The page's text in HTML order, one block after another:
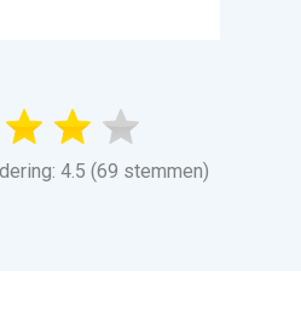
4.5 (69 stemmen)